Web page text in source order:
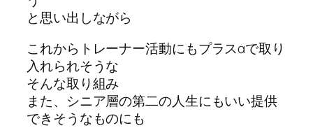
と思い出しながら
これからトレーナー活動にもプラスαで取り
入れられそうな
そんな取り組み
また、シニア層の第二の人生にもいい提供
できそうなものにも